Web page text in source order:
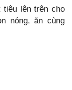
tiêu lên trên cho
nóng, ăn cùng